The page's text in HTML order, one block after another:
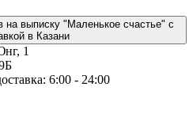
1
6:00 - 24:00